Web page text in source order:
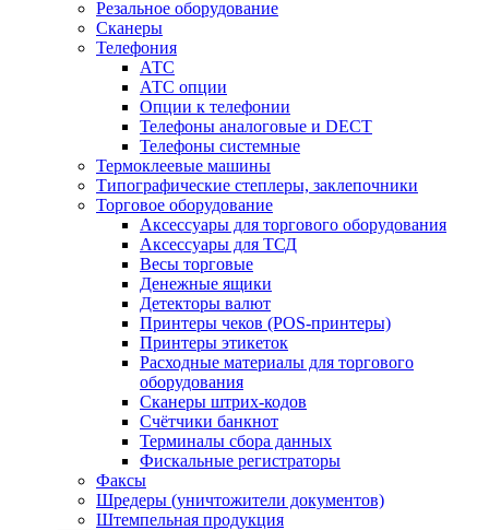
Резальное оборудование
Сканеры
Телефония
АТС
АТС опции
Опции к телефонии
Телефоны аналоговые и DECT
Телефоны системные
Термоклеевые машины
Типографические степлеры, заклепочники
Торговое оборудование
Аксессуары для торгового оборудования
Аксессуары для ТСД
Весы торговые
Денежные ящики
Детекторы валют
Принтеры чеков (POS-принтеры)
Принтеры этикеток
Расходные материалы для торгового
оборудования
Сканеры штрих-кодов
Счётчики банкнот
Терминалы сбора данных
Фискальные регистраторы
Факсы
Шредеры (уничтожители документов)
Штемпельная продукция